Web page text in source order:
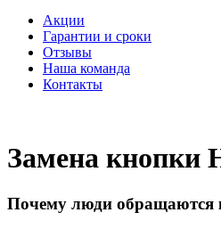
Акции
Гарантии и сроки
Отзывы
Наша команда
Контакты
Замена кнопки
Почему люди обращаются